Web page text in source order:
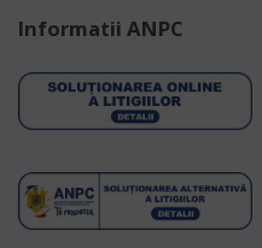
Informatii ANPC